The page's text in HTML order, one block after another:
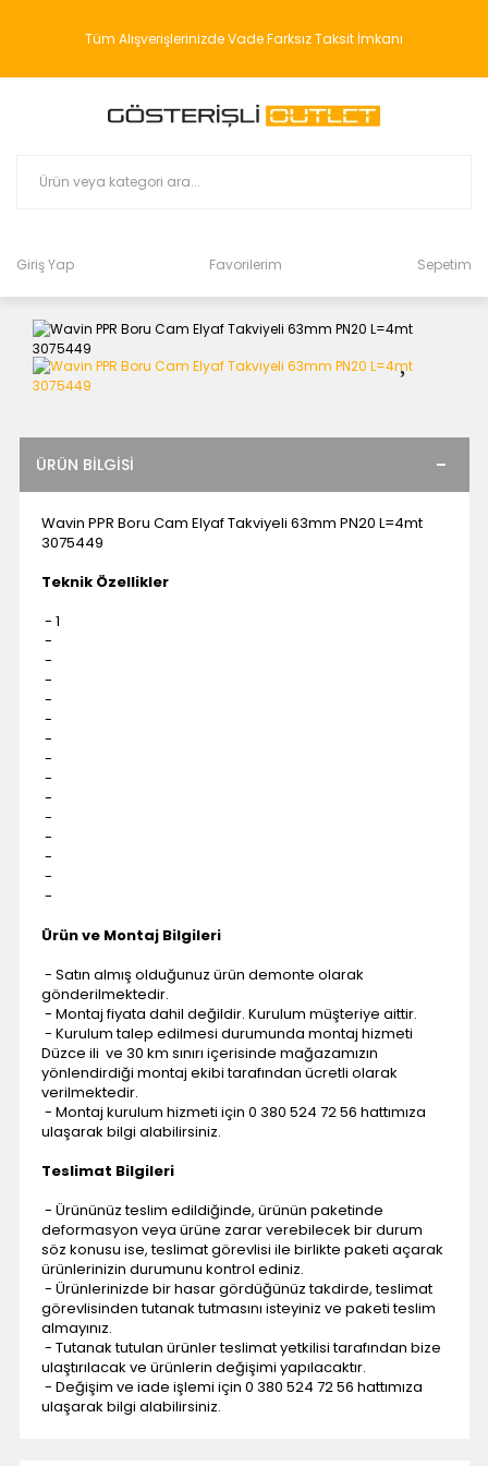
Tüm Alışverişlerinizde Vade Farksız Taksit İmkanı
Giriş Yap Favorilerim Sepetim
ÜRÜN BILGISI
Wavin PPR Boru Cam Elyaf Takviyeli 63mm PN20 L=4mt
3075449
Teknik Özellikler
- 1
-
-
-
-
-
-
-
-
-
-
-
-
-
-
Ürün ve Montaj Bilgileri
- Satın almış olduğunuz ürün demonte olarak
gönderilmektedir.
- Montaj fiyata dahil değildir. Kurulum müşteriye aittir.
- Kurulum talep edilmesi durumunda montaj hizmeti
Düzce ili ve 30 km sınırı içerisinde mağazamızın
yönlendirdiği montaj ekibi tarafından ücretli olarak
verilmektedir.
- Montaj kurulum hizmeti için 0 380 524 72 56 hattımıza
ulaşarak bilgi alabilirsiniz.
Teslimat Bilgileri
- Ürününüz teslim edildiğinde, ürünün paketinde
deformasyon veya ürüne zarar verebilecek bir durum
söz konusu ise, teslimat görevlisi ile birlikte paketi açarak
ürünlerinizin durumunu kontrol ediniz.
- Ürünlerinizde bir hasar gördüğünüz takdirde, teslimat
görevlisinden tutanak tutmasını isteyiniz ve paketi teslim
almayınız.
- Tutanak tutulan ürünler teslimat yetkilisi tarafından bize
ulaştırılacak ve ürünlerin değişimi yapılacaktır.
- Değişim ve iade işlemi için 0 380 524 72 56 hattımıza
ulaşarak bilgi alabilirsiniz.